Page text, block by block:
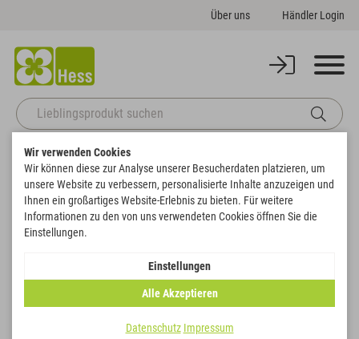
Über uns Händler Login
Startseite Gefäße Pflanzgefäße
Zurück zur Artikelübersicht
SALE
Wir verwenden Cookies
Wir können diese zur Analyse unserer Besucherdaten platzieren, um
unsere Website zu verbessern, personalisierte Inhalte anzuzeigen und
Ihnen ein großartiges Website-Erlebnis zu bieten. Für weitere
Informationen zu den von uns verwendeten Cookies öffnen Sie die
Einstellungen.
Einstellungen
Alle Akzeptieren
Datenschutz Impressum